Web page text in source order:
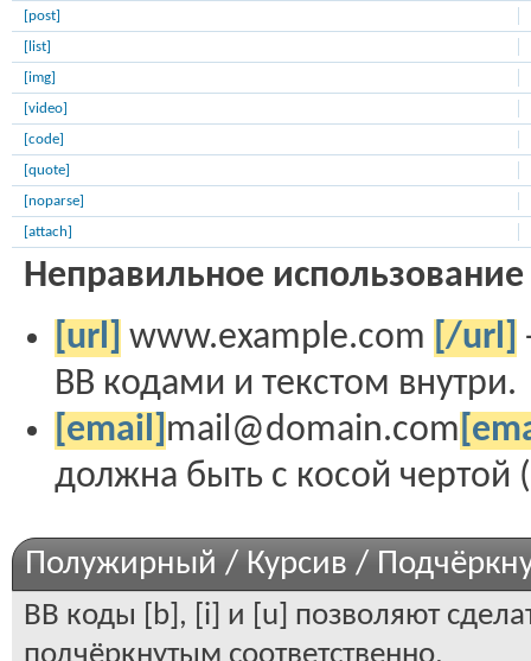
[post]
[list]
[img]
[video]
[code]
[quote]
[noparse]
[attach]
Неправильное
[url] www.example.com [/url]
BB кодами и текстом внутри.
[email] mail@domain.com
должна быть с косой чертой
Полужирный / Курсив /
BB коды [b], [i] и [u] позволяют